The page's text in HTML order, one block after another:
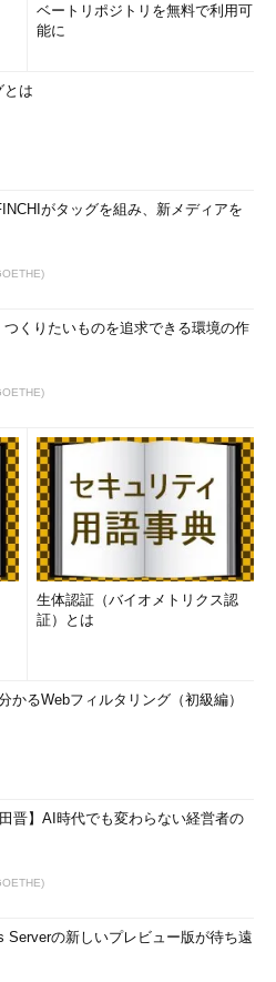
ベートリポジトリを無料で利用可
能に
とは
がタッグを組み、新メディアを
つくりたいものを追求できる環境の作
生体認証（バイオメトリクス認
証）とは
かるWebフィルタリング（初級編）
田晋】AI時代でも変わらない経営者の
Serverの新しいプレビュー版が待ち遠